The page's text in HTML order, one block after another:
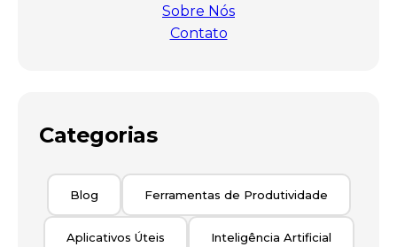
Sobre Nós
Contato
Categorias
Blog Ferramentas de Produtividade
Aplicativos Úteis Inteligência Artificial